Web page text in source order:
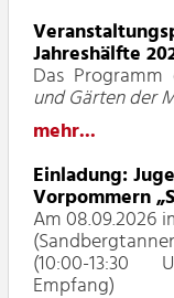
Jahreshälfte
Das Programm
und Gärten der
mehr...
Einladung:
Vorpommern
Am 08.09.2026
(10:00-13:30
Empfang)